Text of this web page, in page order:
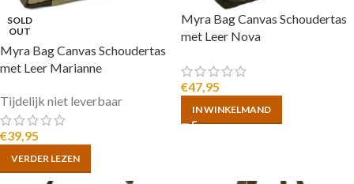
SOLD
OUT
Myra Bag Canvas Schoudertas
met Leer Marianne
Tijdelijk niet leverbaar
€39,95
VERDER LEZEN
Myra Bag Canvas Schoudertas
met Leer Nova
€47,95
IN WINKELMAND